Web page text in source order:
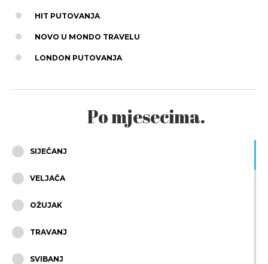
HIT PUTOVANJA
NOVO U MONDO TRAVELU
LONDON PUTOVANJA
Po mjesecima.
SIJEČANJ
VELJAČA
OŽUJAK
TRAVANJ
SVIBANJ